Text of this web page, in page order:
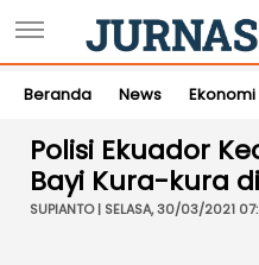
Beranda News Ekonomi
Polisi Ekuador
Bayi Kura-kura
SUPIANTO | SELASA, 30/03/2021